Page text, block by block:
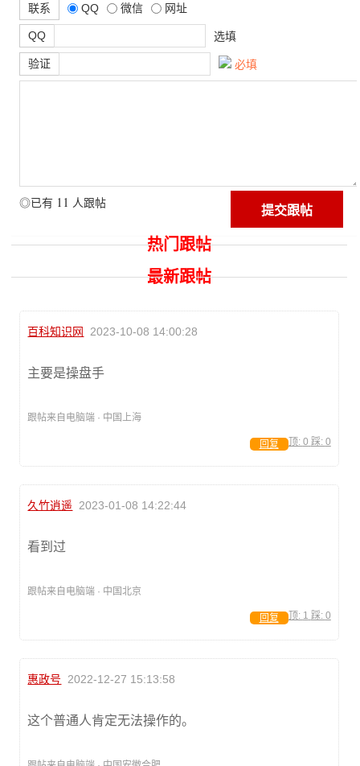
联系 QQ 微信 网址
QQ 选填
验证 必填
◎已有 11 人跟帖
热门跟帖
最新跟帖
百科知识网 2023-10-08 14:00:28
主要是操盘手
跟帖来自电脑端 · 中国上海
顶: 0 踩: 0
回复
久竹逍遥 2023-01-08 14:22:44
看到过
跟帖来自电脑端 · 中国北京
顶: 1 踩: 0
回复
惠政号 2022-12-27 15:13:58
这个普通人肯定无法操作的。